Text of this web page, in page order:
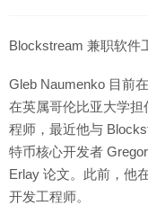
Blockstream 兼职软件
Gleb Naumenko 目前
在英属哥伦比亚大学
程师，最近他与
特币核心开发者
Erlay 论文。此前，他
开发工程师。